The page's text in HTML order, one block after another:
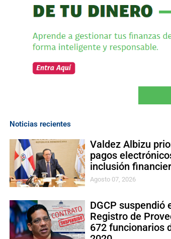
Noticias recientes
Valdez Albizu
pagos
inclusión
Agosto 07, 2026
DGCP suspendió
Registro de
672 funcionarios